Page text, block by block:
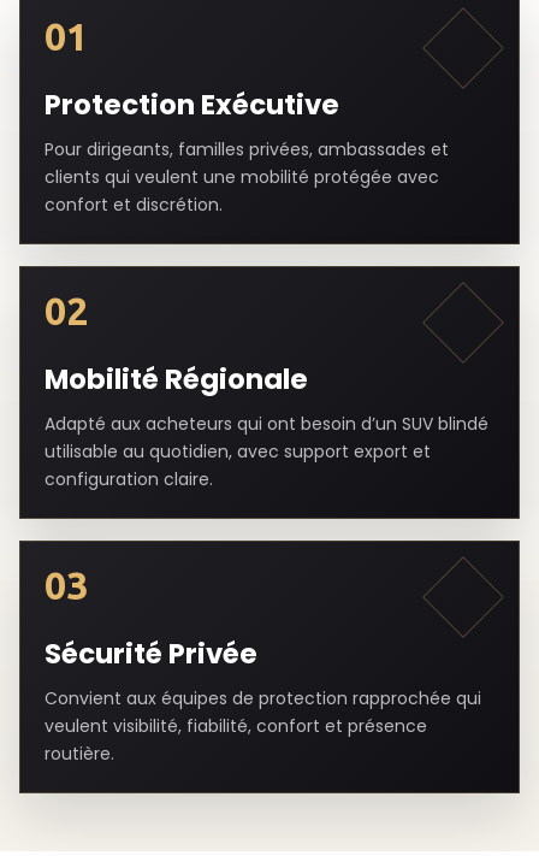
01
Protection Exécutive
Pour dirigeants, familles privées, ambassades et
clients qui veulent une mobilité protégée avec
confort et discrétion.
02
Mobilité Régionale
Adapté aux acheteurs qui ont besoin d’un SUV blindé
utilisable au quotidien, avec support export et
configuration claire.
03
Sécurité Privée
Convient aux équipes de protection rapprochée qui
veulent visibilité, fiabilité, confort et présence
routière.